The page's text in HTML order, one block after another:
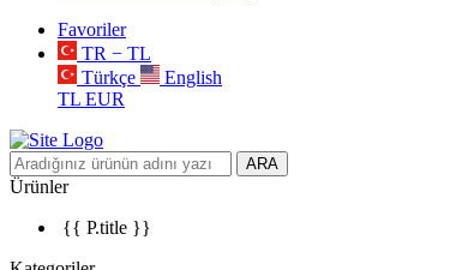
Favoriler
TR − TL
Türkçe
English
TL EUR
ARA
Ürünler
{{ P.title }}